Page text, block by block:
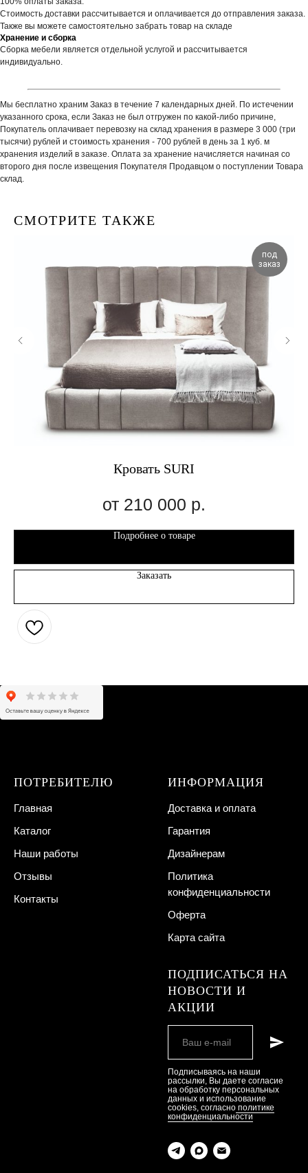
Стоимость доставки рассчитывается и оплачивается до отправления заказа.
Также вы можете самостоятельно забрать товар на складе
Хранение и сборка
Сборка мебели является отдельной услугой и рассчитывается
индивидуально.
Мы бесплатно храним Заказ в течение 7 календарных дней. По истечении
указанного срока, если Заказ не был отгружен по какой-либо причине,
Покупатель оплачивает перевозку на склад хранения в размере 3 000 (три
тысячи) рублей и стоимость хранения - 700 рублей в день за 1 куб. м
хранения изделий в заказе. Оплата за хранение начисляется начиная со
второго дня после извещения Покупателя Продавцом о поступлении Товара
склад.
СМОТРИТЕ ТАКЖЕ
под
заказ
Кровать SURI
210 000 р.
Подробнее о товаре
Заказать
ПОТРЕБИТЕЛЮ
Главная
Каталог
Наши работы
Отзывы
Контакты
ИНФОРМАЦИЯ
Доставка и оплата
Гарантия
Дизайнерам
Политика
конфиденциальности
Оферта
Карта сайта
ПОДПИСАТЬСЯ НА
НОВОСТИ И
АКЦИИ
Подписываясь на наши
рассылки, Вы даете согласие
на обработку персональных
данных и использование
cookies, согласно политике
конфиденциальности